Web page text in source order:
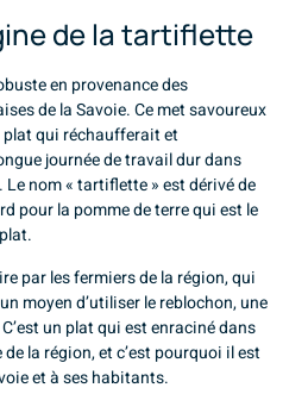
de la tartiflette
en provenance des
de la Savoie. Ce met savoureux
plat qui réchaufferait et
journée de travail dur dans
nom « tartiflette » est dérivé de
pour la pomme de terre qui est le
par les fermiers de la région, qui
moyen d’utiliser le reblochon, une
un plat qui est enraciné dans
la région, et c’est pourquoi il est
et à ses habitants.